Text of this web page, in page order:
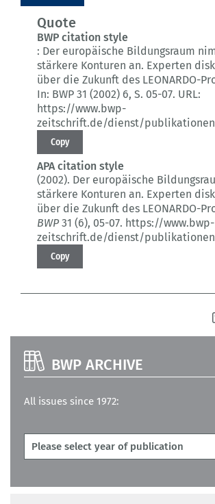
Quote
BWP citation style
: Der europäische Bildungsraum
stärkere Konturen an. Experten
über die Zukunft des LEONARDO-
In: BWP 31 (2002) 6, S. 05-07. URL:
https://www.bwp-
zeitschrift.de/dienst/
Copy
APA citation style
(2002). Der europäische
stärkere Konturen an. Experten
über die Zukunft des LEONARDO-
BWP31 (6), 05-07. https://www.bwp-
zeitschrift.de/dienst/
Copy
BWP ARCHIVE
All issues since 1972: